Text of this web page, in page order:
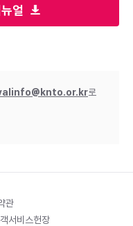
얼
로
관
서비스헌장